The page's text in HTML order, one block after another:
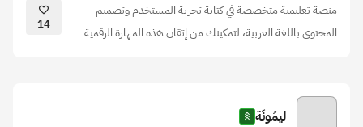
منصة تعليمية متخصصة في كتابة تجربة المستخدم وتصميم
المحتوى باللغة العربية، لتمكينك من إتقان هذه المهارة الرقمية
14
ليمُونَة